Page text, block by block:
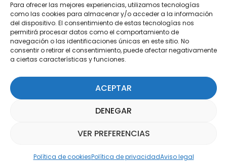
Para ofrecer las mejores experiencias, utilizamos tecnologías
como las cookies para almacenar y/o acceder a la información
del dispositivo. El consentimiento de estas tecnologías nos
permitirá procesar datos como el comportamiento de
navegación o las identificaciones únicas en este sitio. No
consentir o retirar el consentimiento, puede afectar negativamente
a ciertas características y funciones.
ACEPTAR
DENEGAR
VER PREFERENCIAS
Política de cookiesPolítica de privacidadAviso legal
Suscríbete a nuestra Newsletter